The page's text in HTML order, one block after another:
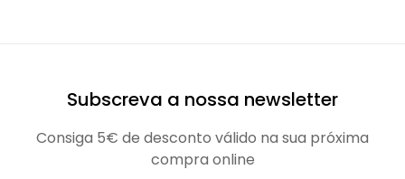
Subscreva a nossa newsletter
Consiga 5€ de desconto válido na sua próxima
compra online